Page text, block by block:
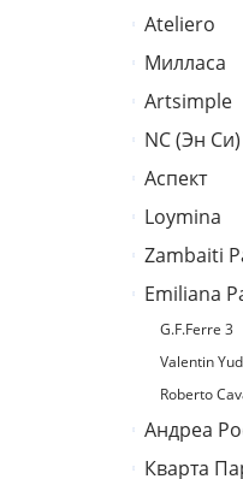
Артекс
Ateliero
Ateliero
Милласа
Ambient
Ambient Vol.2
Amsterdam
Classic
Artsimple
Geometry
NC (Эн Си)
Колор
Аспект
Аспект
Loymina
Hygge 2
Zambaiti
Melodia
Canova
Gioia
Trussardi 7
Lamborghini
Emiliana
G.F.Ferre 3
Valentin
Roberto
Андреа
Понза
Кварта